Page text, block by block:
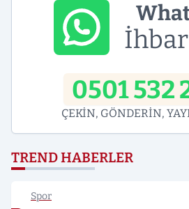
0501 532
ÇEKİN, GÖNDERİN,
TREND HABERLER
Spor